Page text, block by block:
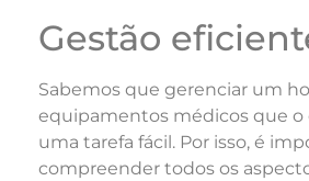
Gestão
Sabemos que gerenciar um
equipamentos médicos que o
uma tarefa fácil. Por isso, é
compreender todos os